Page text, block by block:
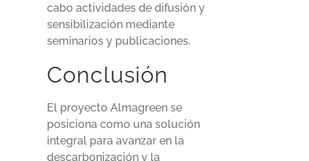
cabo actividades de difusión y
sensibilización mediante
seminarios y publicaciones.
Conclusión
El proyecto Almagreen se
posiciona como una solución
integral para avanzar en la
descarbonización y la